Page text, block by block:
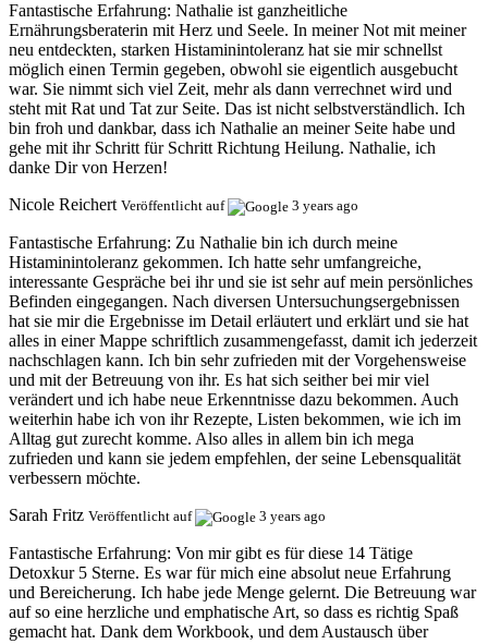
Fantastische Erfahrung: Nathalie ist ganzheitliche
Ernährungsberaterin mit Herz und Seele. In meiner Not mit meiner
neu entdeckten, starken Histaminintoleranz hat sie mir schnellst
möglich einen Termin gegeben, obwohl sie eigentlich ausgebucht
war. Sie nimmt sich viel Zeit, mehr als dann verrechnet wird und
steht mit Rat und Tat zur Seite. Das ist nicht selbstverständlich. Ich
bin froh und dankbar, dass ich Nathalie an meiner Seite habe und
gehe mit ihr Schritt für Schritt Richtung Heilung. Nathalie, ich
danke Dir von Herzen!
Nicole Reichert Veröffentlicht auf 3 years ago
Fantastische Erfahrung: Zu Nathalie bin ich durch meine
Histaminintoleranz gekommen. Ich hatte sehr umfangreiche,
interessante Gespräche bei ihr und sie ist sehr auf mein persönliches
Befinden eingegangen. Nach diversen Untersuchungsergebnissen
hat sie mir die Ergebnisse im Detail erläutert und erklärt und sie hat
alles in einer Mappe schriftlich zusammengefasst, damit ich jederzeit
nachschlagen kann. Ich bin sehr zufrieden mit der Vorgehensweise
und mit der Betreuung von ihr. Es hat sich seither bei mir viel
verändert und ich habe neue Erkenntnisse dazu bekommen. Auch
weiterhin habe ich von ihr Rezepte, Listen bekommen, wie ich im
Alltag gut zurecht komme. Also alles in allem bin ich mega
zufrieden und kann sie jedem empfehlen, der seine Lebensqualität
verbessern möchte.
Sarah Fritz Veröffentlicht auf 3 years ago
Fantastische Erfahrung: Von mir gibt es für diese 14 Tätige
Detoxkur 5 Sterne. Es war für mich eine absolut neue Erfahrung
und Bereicherung. Ich habe jede Menge gelernt. Die Betreuung war
auf so eine herzliche und emphatische Art, so dass es richtig Spaß
gemacht hat. Dank dem Workbook, und dem Austausch über